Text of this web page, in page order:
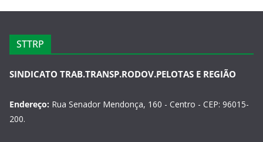
STTRP
SINDICATO TRAB.TRANSP.RODOV.PELOTAS E REGIÃO
Endereço: Rua Senador Mendonça, 160 - Centro - CEP: 96015-
200.